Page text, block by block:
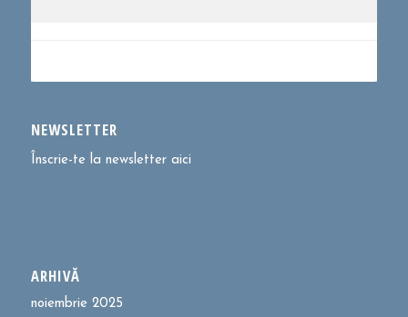
NEWSLETTER
Înscrie-te la newsletter aici
ARHIVĂ
noiembrie 2025